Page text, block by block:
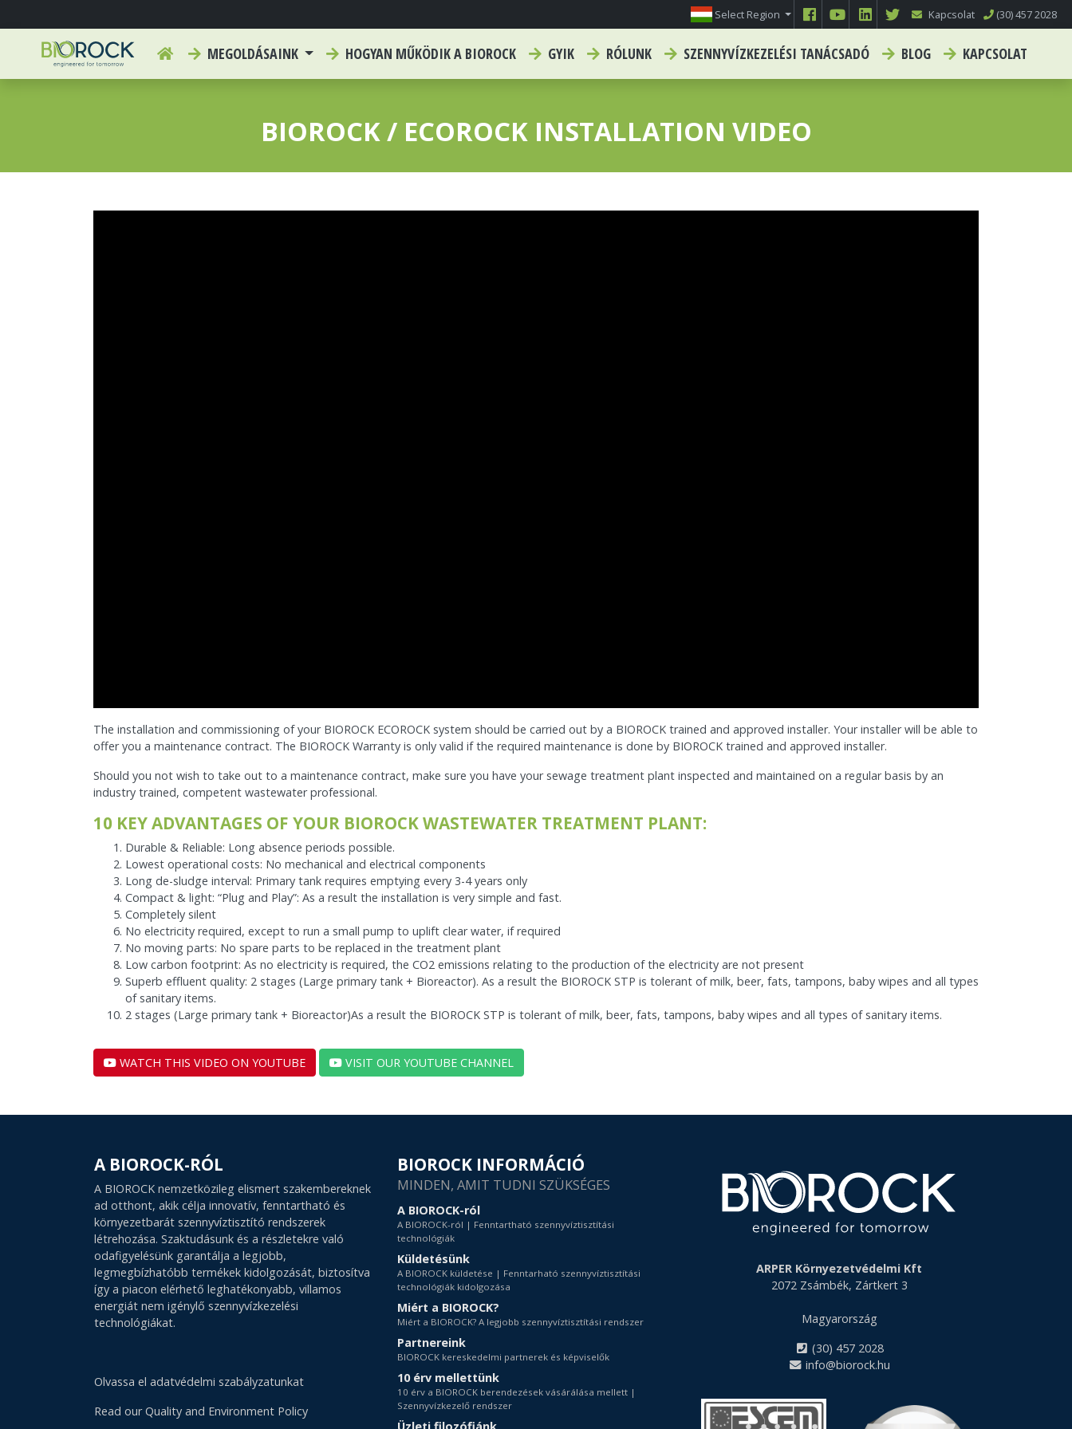
Select Region Kapcsolat (30) 457 2028
MEGOLDÁSAINK HOGYAN MŰKÖDIK A BIOROCK GYIK RÓLUNK SZENNYVÍZKEZELÉSI TANÁCSADÓ BLOG KAPCSOLAT
BIOROCK / ECOROCK INSTALLATION VIDEO
The installation and commissioning of your BIOROCK ECOROCK system should be carried out by a BIOROCK trained and approved installer. Your installer will be able to
offer you a maintenance contract. The BIOROCK Warranty is only valid if the required maintenance is done by BIOROCK trained and approved installer.
Should you not wish to take out to a maintenance contract, make sure you have your sewage treatment plant inspected and maintained on a regular basis by an
industry trained, competent wastewater professional.
10 KEY ADVANTAGES OF YOUR BIOROCK WASTEWATER TREATMENT PLANT:
Durable & Reliable: Long absence periods possible.
Lowest operational costs: No mechanical and electrical components
Long de-sludge interval: Primary tank requires emptying every 3-4 years only
Compact & light: “Plug and Play”: As a result the installation is very simple and fast.
Completely silent
No electricity required, except to run a small pump to uplift clear water, if required
No moving parts: No spare parts to be replaced in the treatment plant
Low carbon footprint: As no electricity is required, the CO2 emissions relating to the production of the electricity are not present
Superb effluent quality: 2 stages (Large primary tank + Bioreactor). As a result the BIOROCK STP is tolerant of milk, beer, fats, tampons, baby wipes and all types
of sanitary items.
2 stages (Large primary tank + Bioreactor)As a result the BIOROCK STP is tolerant of milk, beer, fats, tampons, baby wipes and all types of sanitary items.
WATCH THIS VIDEO ON YOUTUBE VISIT OUR YOUTUBE CHANNEL
A BIOROCK-RÓL
A BIOROCK nemzetközileg elismert szakembereknek
ad otthont, akik célja innovatív, fenntartható és
környezetbarát szennyvíztisztító rendszerek
létrehozása. Szaktudásunk és a részletekre való
odafigyelésünk garantálja a legjobb,
legmegbízhatóbb termékek kidolgozását, biztosítva
így a piacon elérhető leghatékonyabb, villamos
energiát nem igénylő szennyvízkezelési
technológiákat.
Olvassa el adatvédelmi szabályzatunkat
Read our Quality and Environment Policy
BIOROCK INFORMÁCIÓ
MINDEN, AMIT TUDNI SZÜKSÉGES
A BIOROCK-ról
A BIOROCK-ról | Fenntartható szennyvíztisztítási
technológiák
Küldetésünk
A BIOROCK küldetése | Fenntarható szennyvíztisztítási
technológiák kidolgozása
Miért a BIOROCK?
Miért a BIOROCK? A legjobb szennyvíztisztítási rendszer
Partnereink
BIOROCK kereskedelmi partnerek és képviselők
10 érv mellettünk
10 érv a BIOROCK berendezések vásárálása mellett |
Szennyvízkezelő rendszer
ARPER Környezetvédelmi Kft
2072 Zsámbék, Zártkert 3
Magyarország
(30) 457 2028
info@biorock.hu